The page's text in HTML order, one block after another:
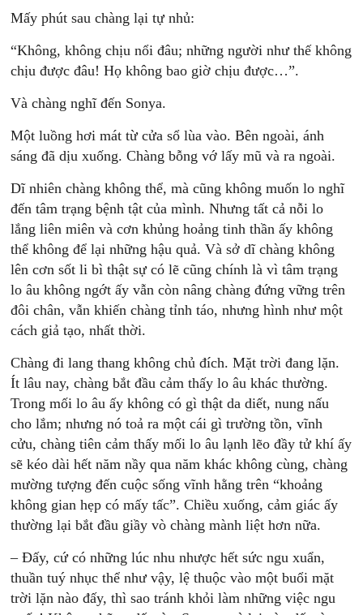
Mấy phút sau chàng lại tự nhủ:
“Không, không chịu nổi đâu; những người như thế không
chịu được đâu! Họ không bao giờ chịu được…”.
Và chàng nghĩ đến Sonya.
Một luồng hơi mát từ cửa sổ lùa vào. Bên ngoài, ánh
sáng đã dịu xuống. Chàng bỗng vớ lấy mũ và ra ngoài.
Dĩ nhiên chàng không thể, mà cũng không muốn lo nghĩ
đến tâm trạng bệnh tật của mình. Nhưng tất cả nỗi lo
lắng liên miên và cơn khủng hoảng tinh thần ấy không
thể không để lại những hậu quả. Và sở dĩ chàng không
lên cơn sốt li bì thật sự có lẽ cũng chính là vì tâm trạng
lo âu không ngớt ấy vẫn còn nâng chàng đứng vững trên
đôi chân, vẫn khiến chàng tỉnh táo, nhưng hình như một
cách giả tạo, nhất thời.
Chàng đi lang thang không chủ đích. Mặt trời đang lặn.
Ít lâu nay, chàng bắt đầu cảm thấy lo âu khác thường.
Trong mối lo âu ấy không có gì thật da diết, nung nấu
cho lắm; nhưng nó toả ra một cái gì trường tồn, vĩnh
cửu, chàng tiên cảm thấy mối lo âu lạnh lẽo đầy tử khí ấy
sẽ kéo dài hết năm nầy qua năm khác không cùng, chàng
mường tượng đến cuộc sống vĩnh hằng trên “khoảng
không gian hẹp có mấy tấc”. Chiều xuống, cảm giác ấy
thường lại bắt đầu giầy vò chàng mành liệt hơn nữa.
– Đấy, cứ có những lúc nhu nhược hết sức ngu xuẩn,
thuần tuý nhục thể như vậy, lệ thuộc vào một buổi mặt
trời lặn nào đấy, thì sao tránh khỏi làm những việc ngu